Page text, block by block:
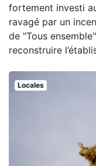
fortement investi
ravagé par un
de "Tous
reconstruire
Locales